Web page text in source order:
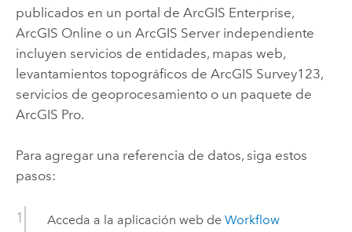
publicados en un portal de ArcGIS Enterprise,
ArcGIS Online o un ArcGIS Serverindependiente
incluyen servicios de entidades, mapas web,
levantamientos topográficos de ArcGIS Survey123,
servicios de geoprocesamiento o un paquete de
ArcGIS Pro.
Para agregar una referencia de datos, siga estos
pasos:
Acceda a la aplicación web de Workflow